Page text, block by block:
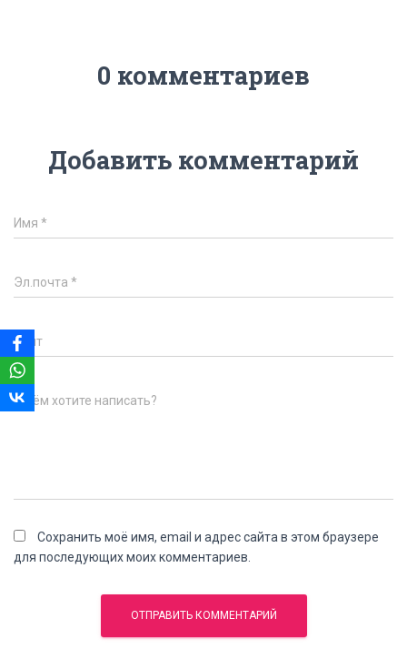
0 комментариев
Добавить комментарий
Имя *
Эл.почта *
Сайт
О чём хотите написать?
Сохранить моё имя, email и адрес сайта в этом браузере
для последующих моих комментариев.